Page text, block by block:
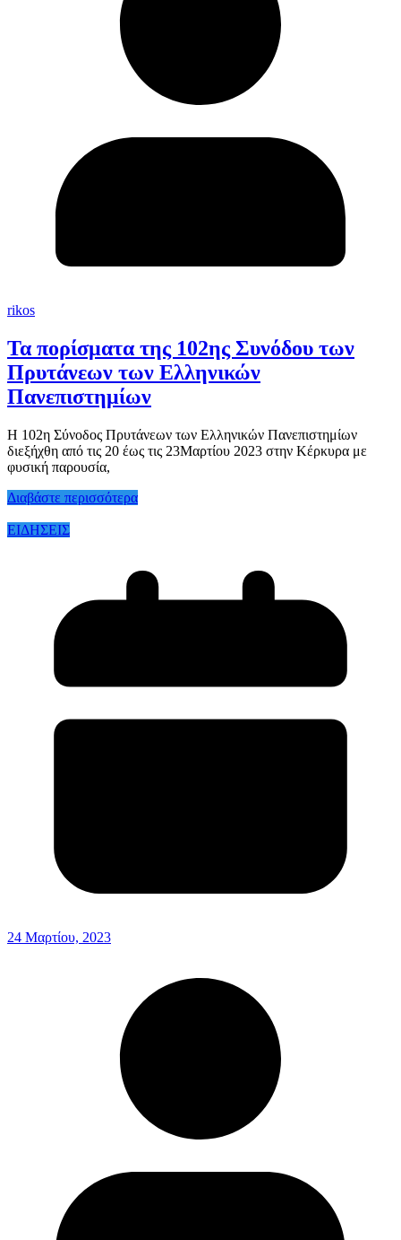
rikos
Τα πορίσματα της 102ης Συνόδου των
Πρυτάνεων των Ελληνικών
Πανεπιστημίων
H 102η Σύνοδος Πρυτάνεων των Ελληνικών Πανεπιστημίων
διεξήχθη από τις 20 έως τις 23Μαρτίου 2023 στην Κέρκυρα με
φυσική παρουσία,
Διαβάστε περισσότερα
ΕΙΔΗΣΕΙΣ
24 Μαρτίου, 2023